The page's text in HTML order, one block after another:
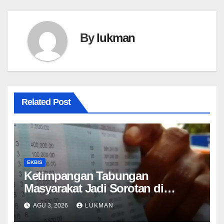
Bylukman
Related Post
EKBIS
Ketimpangan Tabungan
Masyarakat Jadi Sorotan di
Tengah Perlambatan DPK 2026
AGU 3, 2026 LUKMAN